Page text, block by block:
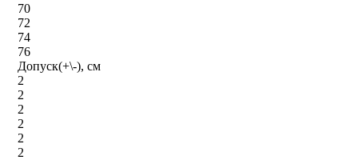
70
72
74
76
Допуск(+\-), см
2
2
2
2
2
2